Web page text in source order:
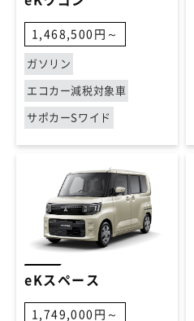
1,468,500円～
ガソリン
エコカー減税対象車
サポカーSワイド
eKスペース
1,749,000円～